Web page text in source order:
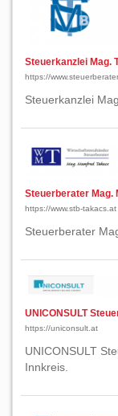
Steuerkanzlei Mag.
https://
Steuerkanzlei
Steuerberater Mag.
https://www.stb-takacs.at
Steuerberater
UNICONSULT
https://uniconsult.at
UNICONSULT
Innkreis.